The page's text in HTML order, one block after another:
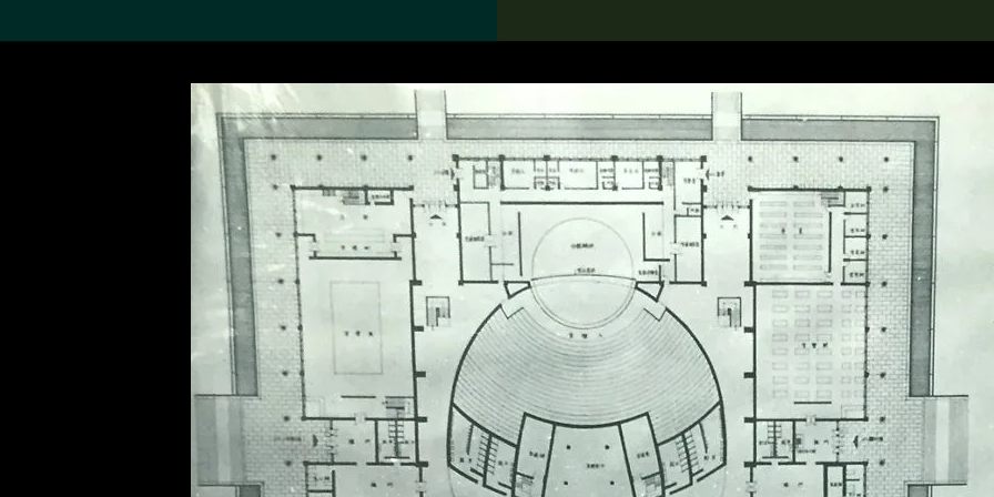
搜索M+藏品 Search the Collection
19,052个结果
关于M+藏品
探索世界顶级的二十及二十
一世纪视觉文化藏品。